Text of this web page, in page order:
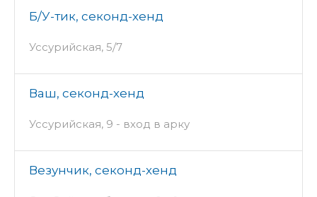
Б/У-тик, секонд-хенд
Уссурийская, 5/7
Ваш, секонд-хенд
Уссурийская, 9 - вход в арку
Везунчик, секонд-хенд